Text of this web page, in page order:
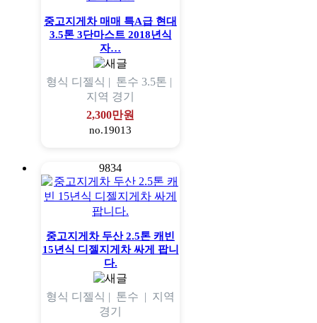
중고지게차 매매 특A급 현대
3.5톤 3단마스트 2018년식
자…
형식 디젤식 | 톤수 3.5톤 |
지역 경기
2,300만원
no.19013
9834
중고지게차 두산 2.5톤 캐빈
15년식 디젤지게차 싸게 팝니
다.
형식 디젤식 | 톤수 | 지역
경기